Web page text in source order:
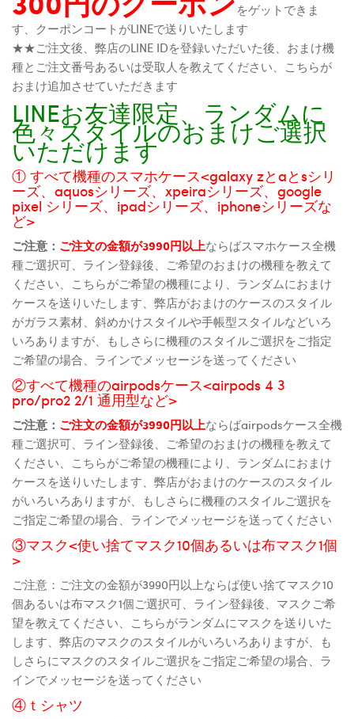
をゲットできま
す、クーポンコートがLINEで送りいたします
★★ご注文後、弊店のLINE IDを登録いただいた後、おまけ機
種とご注文番号あるいは受取人を教えてください、こちらが
おまけ追加させていただきます
LINEお友達限定、ランダムに
色々スタイルのおまけご選択
いただけます
① すべて機種のスマホケース<galaxy zとaとsシリ
ーズ、aquosシリーズ、xpeiraシリーズ、google
pixel シリーズ、ipadシリーズ、iphoneシリーズな
ど>
ご注意： ご注文の金額が3990円以上ならばスマホケース全機
種ご選択可、ライン登録後、ご希望のおまけの機種を教えて
ください、こちらがご希望の機種により、ランダムにおまけ
ケースを送りいたします、弊店がおまけのケースのスタイル
がガラス素材、斜めかけスタイルや手帳型スタイルなどいろ
いろありますが、もしさらに機種のスタイルご選択をご指定
ご希望の場合、ラインでメッセージを送ってください
②すべて機種のairpodsケース<airpods 4 3
pro/pro2 2/1 通用型など>
ご注意： ご注文の金額が3990円以上ならばairpodsケース全機
種ご選択可、ライン登録後、ご希望のおまけの機種を教えて
ください、こちらがご希望の機種により、ランダムにおまけ
ケースを送りいたします、弊店がおまけのケースのスタイル
がいろいろありますが、もしさらに機種のスタイルご選択を
ご指定ご希望の場合、ラインでメッセージを送ってください
③マスク<使い捨てマスク10個あるいは布マスク1個
>
ご注意：ご注文の金額が3990円以上ならば使い捨てマスク10
個あるいは布マスク1個ご選択可、ライン登録後、マスクご希
望を教えてください、こちらがランダムにマスクを送りいた
します、弊店のマスクのスタイルがいろいろありますが、も
しさらにマスクのスタイルご選択をご指定ご希望の場合、ラ
インでメッセージを送ってください
④ｔシャツ